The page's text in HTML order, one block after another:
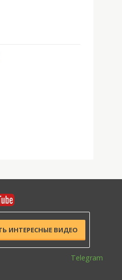
ИНТЕРЕСНЫЕ ВИДЕО
Telegram